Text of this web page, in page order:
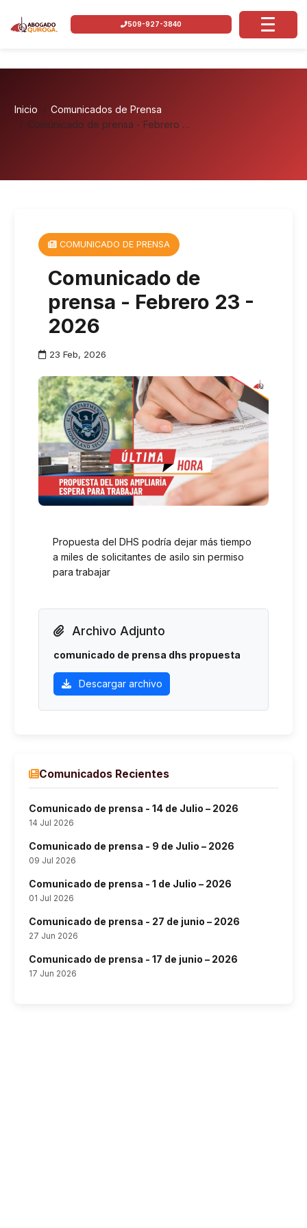
509-927-3840
Inicio
Comunicados de Prensa
Comunicado de prensa - Febrero …
COMUNICADO DE PRENSA
Comunicado de
prensa - Febrero 23 -
2026
23 Feb, 2026
Propuesta del DHS podría dejar más tiempo
a miles de solicitantes de asilo sin permiso
para trabajar
Archivo Adjunto
comunicado de prensa dhs propuesta
Descargar archivo
Comunicados Recientes
Comunicado de prensa - 14 de Julio – 2026
14 Jul 2026
Comunicado de prensa - 9 de Julio – 2026
09 Jul 2026
Comunicado de prensa - 1 de Julio – 2026
01 Jul 2026
Comunicado de prensa - 27 de junio – 2026
27 Jun 2026
Comunicado de prensa - 17 de junio – 2026
17 Jun 2026